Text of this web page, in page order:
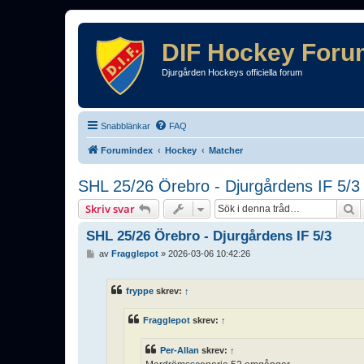
DIF Hockey
Djurgården Hockeys officiella forum
Snabblänkar FAQ
Forumindex Hockey Matcher
SHL 25/26 Örebro - Djurgårdens IF 5/3
Skriv svar
SHL 25/26 Örebro - Djurgårdens IF 5/3
av Fragglepot» 2026-03-06 10:42:26
fryppe skrev: ↑
Fragglepot skrev: ↑
Per-Allan skrev: ↑